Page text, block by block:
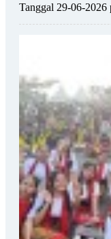
Tanggal 29-06-2026